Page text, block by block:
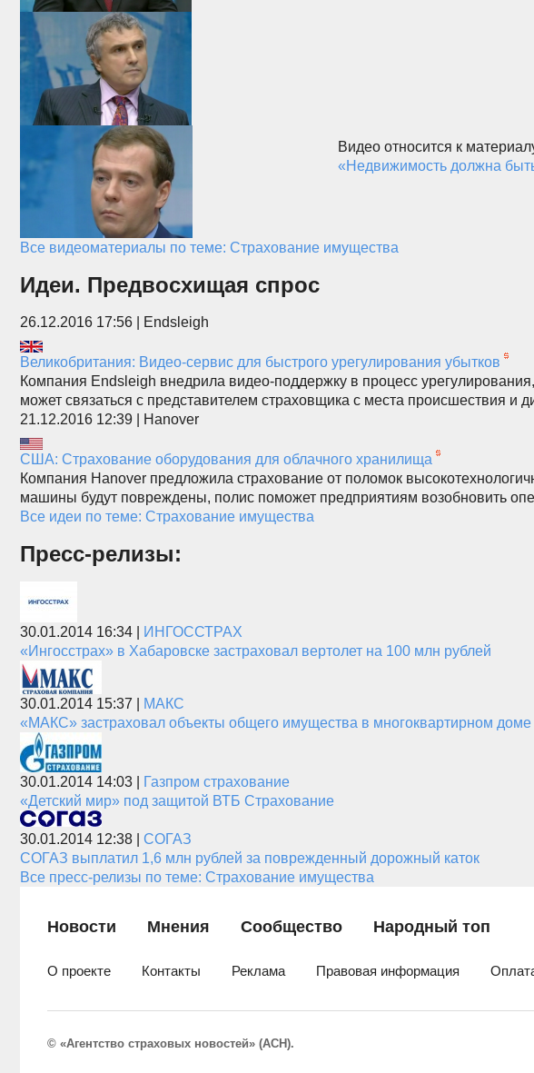
Видео относится к
«Недвижимость должна
Все видеоматериалы по теме: Страхование имущества
Идеи. Предвосхищая спрос
26.12.2016 17:56 | Endsleigh
Великобритания: Видео-сервис для быстрого урегулирования убытков
Компания Endsleigh внедрила видео-поддержку в процесс
может связаться с представителем страховщика с места происшествия и
21.12.2016 12:39 | Hanover
США: Страхование оборудования для облачного хранилища
Компания Hanover предложила страхование от поломок
машины будут повреждены, полис поможет предприятиям возобновить
Все идеи по теме: Страхование имущества
Пресс-релизы:
30.01.2014 16:34 |
ИНГОССТРАХ
«Ингосстрах» в Хабаровске застраховал вертолет на 100 млн рублей
30.01.2014 15:37 |
МАКС
«МАКС» застраховал объекты общего имущества в многоквартирном
30.01.2014 14:03 |
Газпром страхование
«Детский мир» под защитой ВТБ Страхование
30.01.2014 12:38 | СОГАЗ
СОГАЗ выплатил 1,6 млн рублей за поврежденный дорожный каток
Все пресс-релизы по теме: Страхование имущества
Новости Мнения Сообщество Народный топ
О проекте Контакты Реклама Правовая информация
© «Агентство страховых новостей» (АСН).